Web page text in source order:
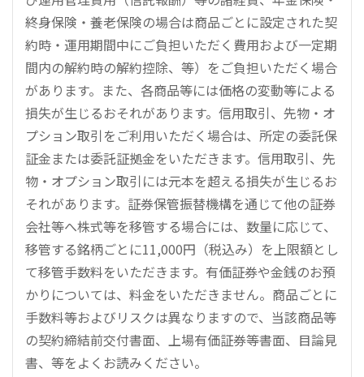
終身保険・養老保険の場合は商品ごとに設定された契
約時・運用期間中にご負担いただく費用および一定期
間内の解約時の解約控除、等）をご負担いただく場合
があります。また、各商品等には価格の変動等による
損失が生じるおそれがあります。信用取引、先物・オ
プション取引をご利用いただく場合は、所定の委託保
証金または委託証拠金をいただきます。信用取引、先
物・オプション取引には元本を超える損失が生じるお
それがあります。証券保管振替機構を通じて他の証券
会社等へ株式等を移管する場合には、数量に応じて、
移管する銘柄ごとに11,000円（税込み）を上限額とし
て移管手数料をいただきます。有価証券や金銭のお預
かりについては、料金をいただきません。商品ごとに
手数料等およびリスクは異なりますので、当該商品等
の契約締結前交付書面、上場有価証券等書面、目論見
書、等をよくお読みください。